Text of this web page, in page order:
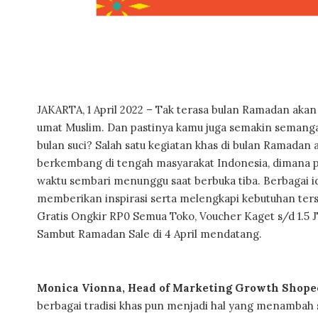
JAKARTA, 1 April 2022 – Tak terasa bulan Ramadan
umat Muslim. Dan pastinya kamu juga semakin
bulan suci? Salah satu kegiatan khas di bulan
berkembang di tengah masyarakat Indonesia, dimana
waktu sembari menunggu saat berbuka tiba.
memberikan inspirasi serta melengkapi kebutuhan
Gratis Ongkir RP0 Semua Toko, Voucher Kaget s/d 1.5
Sambut Ramadan Sale di 4 April mendatang.
Monica Vionna, Head of Marketing Growth
berbagai tradisi khas pun menjadi hal yang